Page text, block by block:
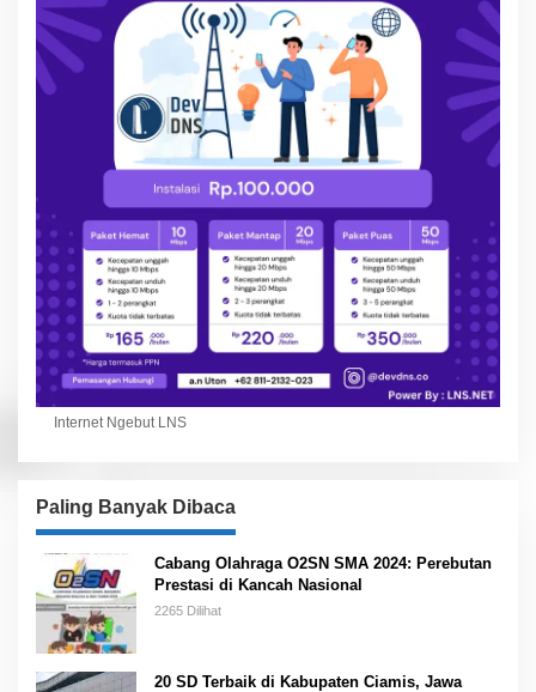
Internet Ngebut LNS
Paling Banyak Dibaca
Cabang Olahraga O2SN SMA 2024: Perebutan
Prestasi di Kancah Nasional
2265 Dilihat
20 SD Terbaik di Kabupaten Ciamis, Jawa